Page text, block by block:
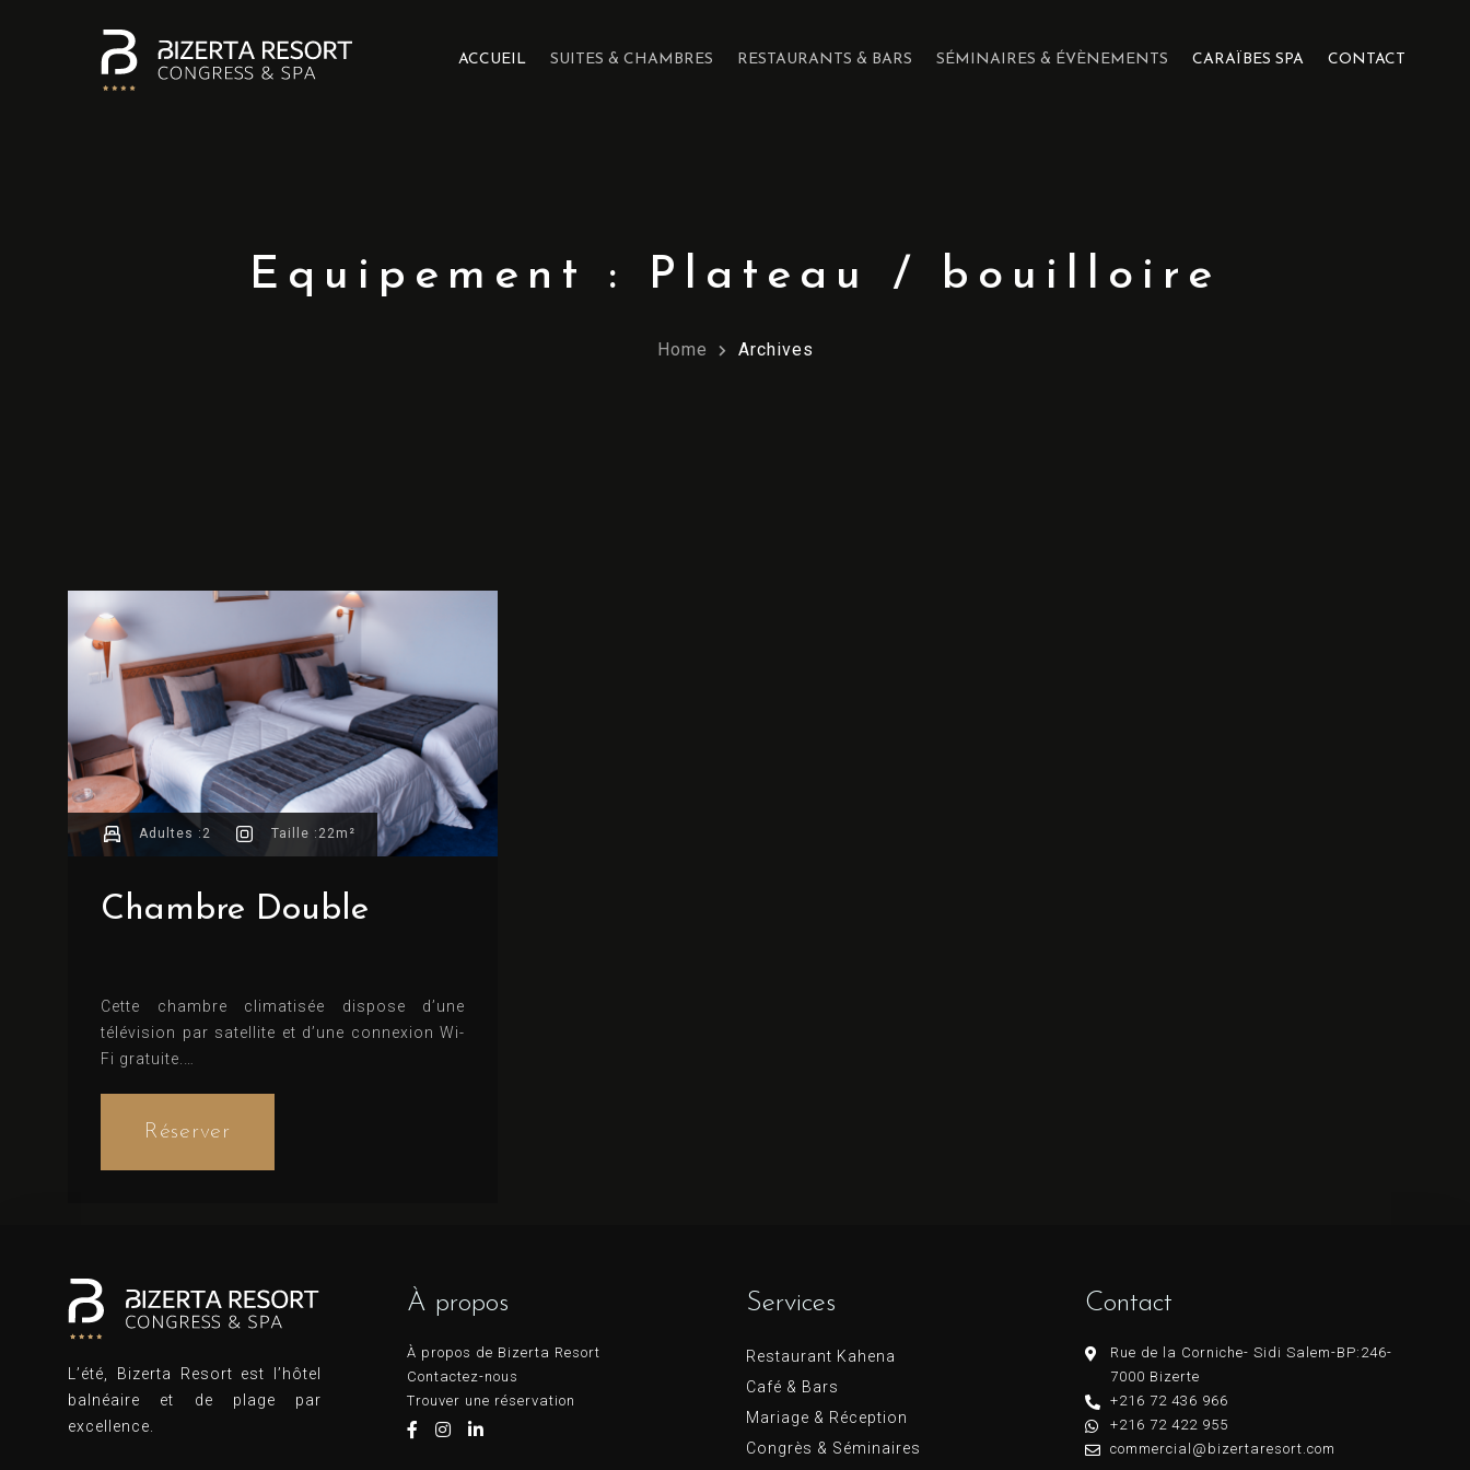
ACCUEIL SUITES & CHAMBRES RESTAURANTS & BARS SÉMINAIRES & ÉVÈNEMENTS CARAÏBES SPA CONTACT
Equipement : Plateau / bouilloire
Home Archives
Chambre Double
Cette chambre climatisée dispose d’une
télévision par satellite et d’une connexion Wi-
Fi gratuite.
Adultes : 2 Taille : 22m²
Réserver
L’été, Bizerta Resort est l’hôtel
balnéaire et de plage par
excellence.
À propos
À propos de Bizerta Resort
Contactez-nous
Trouver une réservation
Services
Restaurant Kahena
Café & Bars
Mariage & Réception
Congrès & Séminaires
Contact
Rue de la Corniche- Sidi Salem-BP:246-
7000 Bizerte
+216 72 436 966
+216 72 422 955
commercial@bizertaresort.com